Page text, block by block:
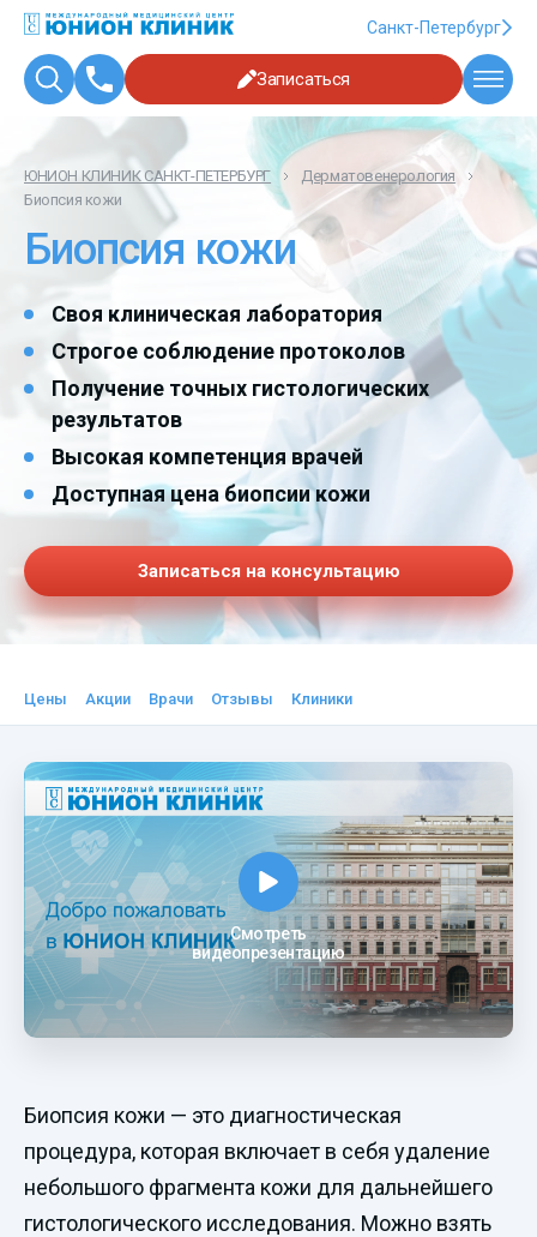
Санкт-Петербург
Записаться
ЮНИОН КЛИНИК САНКТ-ПЕТЕРБУРГ
Дерматовенерология
Биопсия кожи
Биопсия кожи
Своя клиническая лаборатория
Строгое соблюдение протоколов
Получение точных гистологических
результатов
Высокая компетенция врачей
Доступная цена биопсии кожи
Записаться на консультацию
Цены Акции Врачи Отзывы Клиники
Смотреть
видеопрезентацию
Биопсия кожи — это диагностическая
процедура, которая включает в себя удаление
небольшого фрагмента кожи для дальнейшего
гистологического исследования. Можно взять